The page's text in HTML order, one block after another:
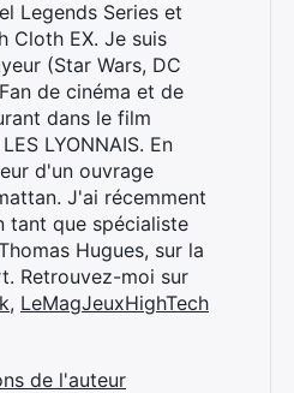
Legends Series et
Cloth EX. Je suis
(Star Wars, DC
de cinéma et de
dans le film
LYONNAIS. En
d'un ouvrage
J'ai récemment
tant que spécialiste
Hugues, sur la
Retrouvez-moi sur
, LeMagJeuxHighTech
de l'auteur